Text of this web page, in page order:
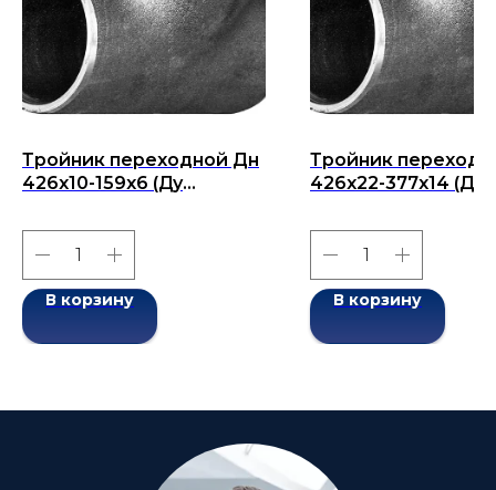
Тройник переходной Дн
426х10-159х6 (Ду
ГОСТ 17376-2001
В корзину
Тройник
426х22-377х14 (Ду
ГОСТ 17376-2001
В корзину